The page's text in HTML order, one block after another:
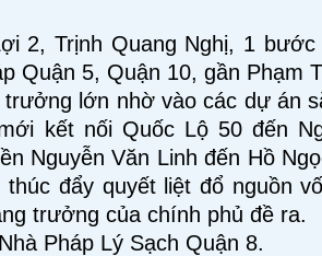
2, Trịnh Quang Nghị, 1 bước
Quận 5, Quận 10, gần Phạm
trưởng lớn nhờ vào các dự án
kết nối Quốc Lộ 50 đến
Nguyễn Văn Linh đến Hồ
thúc đẩy quyết liệt đổ nguồn
trưởng của chính phủ đề ra.
Pháp Lý Sạch Quận 8.